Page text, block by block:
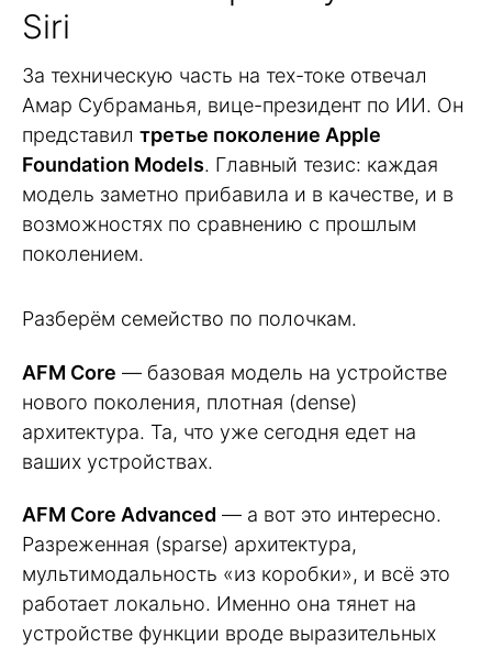
Siri
За техническую часть на тех-токе отвечал
Амар Субраманья, вице-президент по ИИ. Он
представил третье поколение Apple
Foundation Models. Главный тезис: каждая
модель заметно прибавила и в качестве, и в
возможностях по сравнению с прошлым
поколением.
Разберём семейство по полочкам.
AFM Core — базовая модель на устройстве
нового поколения, плотная (dense)
архитектура. Та, что уже сегодня едет на
ваших устройствах.
AFM Core Advanced — а вот это интересно.
Разреженная (sparse) архитектура,
мультимодальность «из коробки», и всё это
работает локально. Именно она тянет на
устройстве функции вроде выразительных